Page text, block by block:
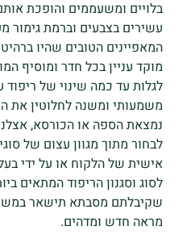
בלויים ומשעממים והופכת
עשירים בצבעים וברמת
המאפיינים הטובים שהיו
מוקד עניין בכל חדר ומוסיף
לגלות עד כמה שינוי של
משמעותי ומשנה לחלוטין את
נמצאת הספה או הכורסא,
לבחור מתוך מגוון עצום של
אישית של הלקוח או על ידי
לסוג וסגנון הריפוד המתאים
שקיבלתם מסבתא תישאר
מראה חדש ומדהים.